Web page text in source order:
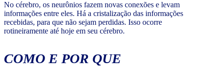
No cérebro, os neurônios fazem novas conexões e levam
informações entre eles. Há a cristalização das informações
recebidas, para que não sejam perdidas. Isso ocorre
rotineiramente até hoje em seu cérebro.
COMO E POR QUE